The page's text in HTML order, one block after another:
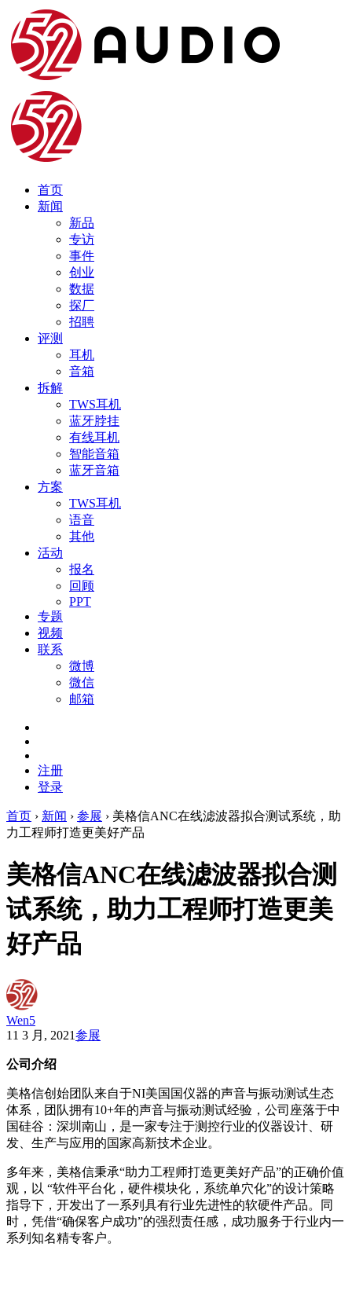
首页
新闻
新品
专访
事件
创业
数据
探厂
招聘
评测
耳机
音箱
拆解
TWS耳机
蓝牙脖挂
有线耳机
智能音箱
蓝牙音箱
方案
TWS耳机
语音
其他
活动
报名
回顾
PPT
专题
视频
联系
微博
微信
邮箱
注册
登录
首页 › 新闻 › 参展 › 美格信ANC在线滤波器拟合测试系统，助
力工程师打造更美好产品
美格信ANC在线滤波器拟合测
试系统，助力工程师打造更美
好产品
Wen5
11 3 月, 2021参展
公司介绍
美格信创始团队来自于NI美国国仪器的声音与振动测试生态
体系，团队拥有10+年的声音与振动测试经验，公司座落于中
国硅谷：深圳南山，是一家专注于测控行业的仪器设计、研
发、生产与应用的国家高新技术企业。
多年来，美格信秉承“助力工程师打造更美好产品”的正确价值
观，以 “软件平台化，硬件模块化，系统单穴化”的设计策略
指导下，开发出了一系列具有行业先进性的软硬件产品。同
时，凭借“确保客户成功”的强烈责任感，成功服务于行业内一
系列知名精专客户。